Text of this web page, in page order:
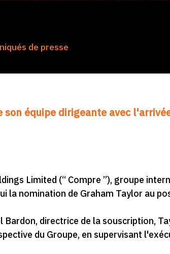
de presse
son équipe dirigeante avec
Limited (“ Compre ”), groupe
la nomination de Graham Taylor au
Bardon, directrice de la souscription,
du Groupe, en supervisant